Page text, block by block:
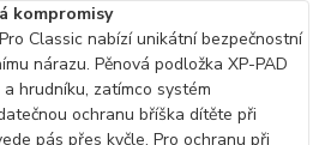
kompromisy
Classic nabízí unikátní bezpečnostní
nárazu. Pěnová podložka XP-PAD
hrudníku, zatímco systém
ochranu bříška dítěte při
pás přes kyčle. Pro ochranu při